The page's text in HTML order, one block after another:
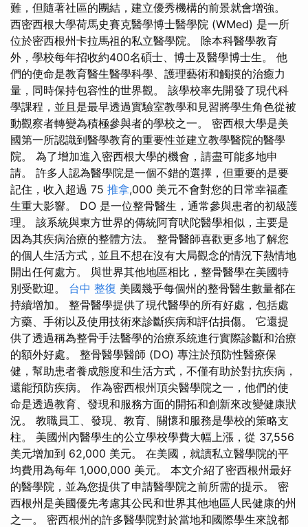
難，但隨著社區的團結，建立優秀機構的前景就會增強。
西密西根大學荷馬史賽克醫學博士醫學院 (WMed) 是一所
位於密西根州卡拉馬祖的私立醫學院。 除本科醫學教育
外，學校每年招收約400名碩士、博士及醫學博士生。 他
們的使命是教育醫生醫學科學、護理藝術和觸摸的治癒力
量，同時保持包容性的世界觀。 該學校率先開發了現代科
學課程，並且是最早透過實驗室教學和見習將學生角色從被
動觀察者轉變為積極參與者的學校之一。 密西根大學是美
國第一所認識到醫學教育的重要性並建立教學醫院的醫學
院。 為了增加進入密西根大學的機會，請盡可能多地申
請。 許多人認為醫學院是一個不錯的選擇，但重要的是要
記住，收入超過 75 推拿,000 美元不會對您的日常幸福產
生重大影響。 DO 是一位整骨醫生，通常參與患者的初級護
理。 該系統與東方世界的傳統阿育吠陀醫學相似，主要是
因為其疾病治療的整體方法。 整骨醫師喜歡更多地了解您
的個人生活方式，並且不想在沒有大局觀念的情況下熱情地
開出任何處方。 與世界其他地區相比，整骨醫學在美國特
別受歡迎。 台中 整復 美國幾乎每個州的整骨醫生數量都在
持續增加。 整骨醫學提供了現代醫學的所有好處，包括處
方藥、手術以及使用技術來診斷疾病和評估損傷。 它還提
供了透過稱為整骨手法醫學的治療系統進行實際診斷和治療
的額外好處。 整骨醫學醫師 (DO) 專注於預防性醫療保
健，幫助患者養成態度和生活方式，不僅有助於對抗疾病，
還能預防疾病。 作為密西根州頂尖醫學院之一，他們的使
命是透過教育、發現和服務方面的開拓和創新來改變健康狀
況。 教職員工、發現、教育、關懷和服務是學校的策略支
柱。 美國州內醫學生的公立學校學費大幅上漲，從 37,556
美元增加到 62,000 美元。 在美國，就讀私立醫學院的平
均費用為每年 1,000,000 美元。 本文介紹了密西根州最好
的醫學院，並為您提供了申請醫學院之前所需的提示。 密
西根州是美國優先考慮其公民和世界其他地區人民健康的州
之一。 密西根州的許多醫學院對於當地和國際學生來說都